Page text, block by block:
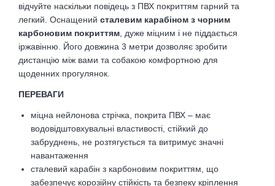
відчуйте наскільки повідець з ПВХ покриттям гарний та
легкий. Оснащений сталевим карабіном з чорним
карбоновим покриттям , дуже міцним і не піддається
іржавінню. Його довжина 3 метри дозволяє зробити
дистанцію між вами та собакою комфортною для
щоденних прогулянок.
ПЕРЕВАГИ
міцна нейлонова стрічка, покрита ПВХ – має
водовідштовхувальні властивості , стійкий до
забруднень, не розтягується та витримує значні
навантаження
сталевий карабін з карбоновим покриттям, що
забезпечує корозійну стійкість та безпеку кріплення